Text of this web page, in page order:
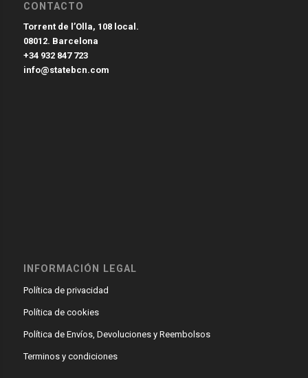
CONTACTO
Torrent de l’Olla, 108 local.
08012. Barcelona
+34 932 847 723
info@statebcn.com
INFORMACIÓN LEGAL
Política de privacidad
Política de cookies
Política de Envíos, Devoluciones y Reembolsos
Terminos y condiciones